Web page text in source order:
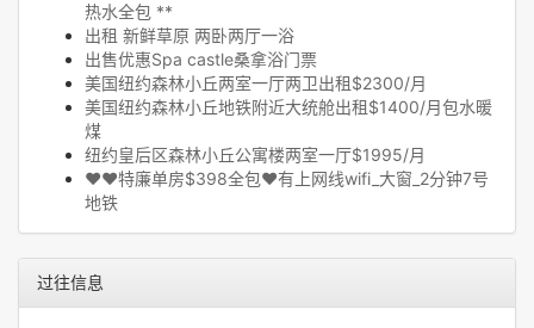
热水全包 **
出租 新鲜草原 两卧两厅一浴
出售优惠Spa castle桑拿浴门票
美国纽约森林小丘两室一厅两卫出租$2300/月
美国纽约森林小丘地铁附近大统舱出租$1400/月包水暖
煤
纽约皇后区森林小丘公寓楼两室一厅$1995/月
❤❤特廉单房$398全包❤有上网线wifi_大窗_2分钟7号
地铁
过往信息